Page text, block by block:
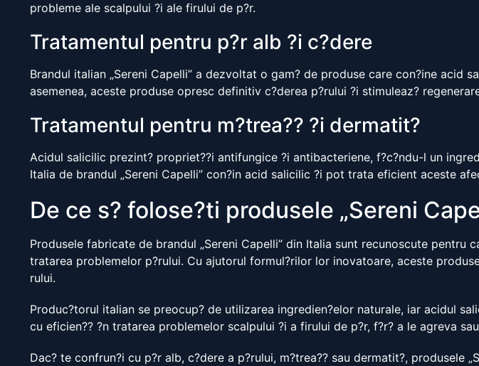
probleme ale scalpului ?i ale firului de p?r.
Tratamentul pentru p?r alb ?i c?dere
Brandul italian „Sereni Capelli” a dezvoltat o gam? de produse care con?ine acid
asemenea, aceste produse opresc definitiv c?derea p?rului ?i stimuleaz?
Tratamentul pentru m?trea?? ?i dermatit?
Acidul salicilic prezint? propriet??i antifungice ?i antibacteriene, f?c?ndu-l un
Italia de brandul „Sereni Capelli” con?in acid salicilic ?i pot trata eficient aceste
De ce s? folose?ti produsele „Sereni
Produsele fabricate de brandul „Sereni Capelli” din Italia sunt recunoscute
tratarea problemelor p?rului. Cu ajutorul formul?rilor lor inovatoare, aceste
rului.
Produc?torul italian se preocup? de utilizarea ingredien?elor naturale, iar acidul
cu eficien?? ?n tratarea problemelor scalpului ?i a firului de p?r, f?r? a le agreva
Dac? te confrun?i cu p?r alb, c?dere a p?rului, m?trea?? sau dermatit?,